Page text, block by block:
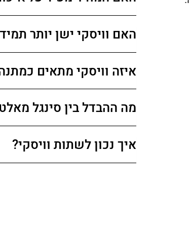
האם וויסקי ישן יותר
איזה וויסקי מתאים
מה ההבדל בין סינגל
איך נכון לשתות וויסקי?